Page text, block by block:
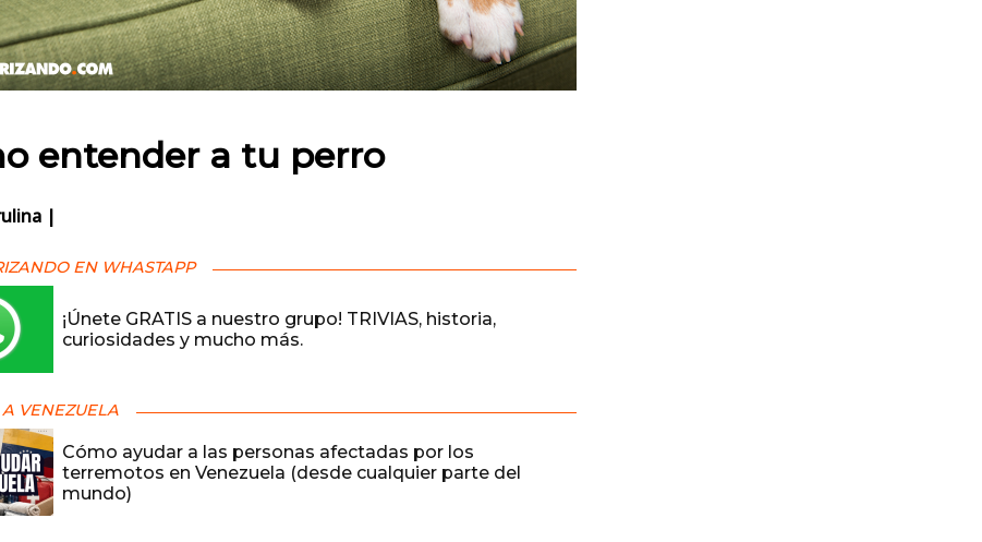
entender a tu perro
|
EN WHASTAPP
¡Únete GRATIS a nuestro grupo! TRIVIAS, historia,
curiosidades y mucho más.
VENEZUELA
Cómo ayudar a las personas afectadas por los
terremotos en Venezuela (desde cualquier parte del
mundo)